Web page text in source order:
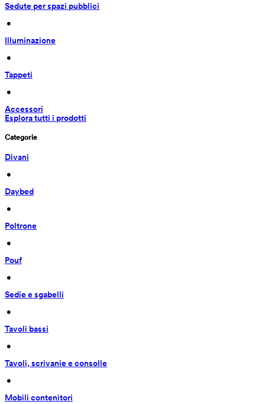
Sedute per spazi pubblici
•
Illuminazione
•
Tappeti
•
Accessori
Esplora tutti i prodotti
Categorie
Divani
•
Daybed
•
Poltrone
•
Pouf
•
Sedie e sgabelli
•
Tavoli bassi
•
Tavoli, scrivanie e consolle
•
Mobili contenitori